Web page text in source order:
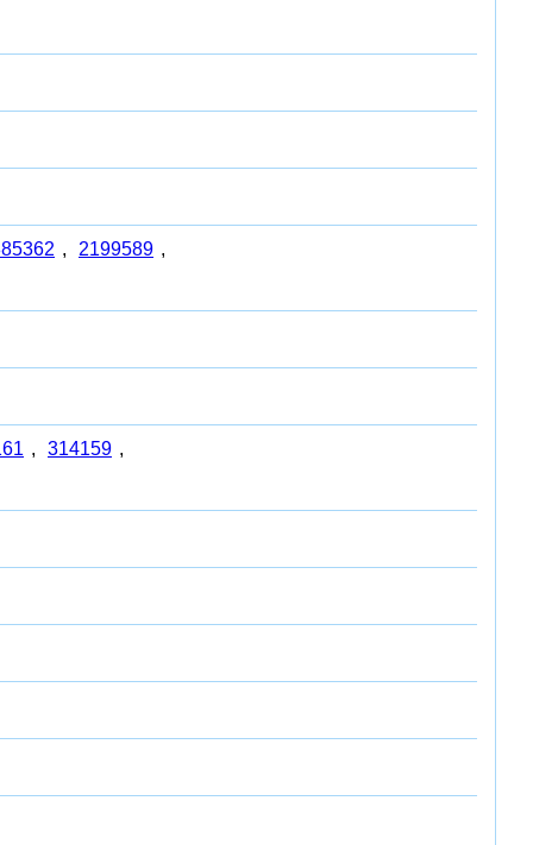
, 2199589 ,
, 314159 ,